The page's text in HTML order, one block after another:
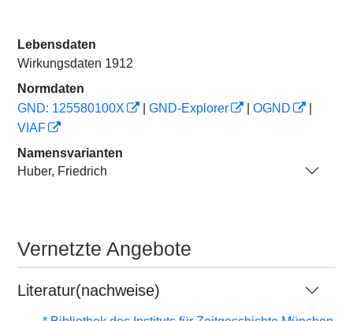
Lebensdaten
Wirkungsdaten 1912
Normdaten
GND: 125580100X
GND-Explorer OGND
VIAF
Namensvarianten
Huber, Friedrich
Vernetzte Angebote
Literatur(nachweise)